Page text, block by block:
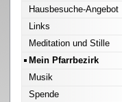
Hausbesuche-Angebot
Links
Meditation und Stille
Mein Pfarrbezirk
Musik
Spende